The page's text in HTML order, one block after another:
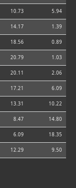
10.73 5.94
14.17 1.39
18.56 0.89
20.79 1.03
20.11 2.06
17.21 6.09
13.31 10.22
8.47 14.80
6.09 18.35
12.29 9.50